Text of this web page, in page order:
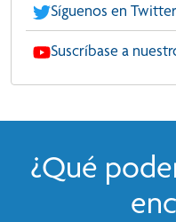
Síguenos en Twitter
Suscríbase a
¿Qué